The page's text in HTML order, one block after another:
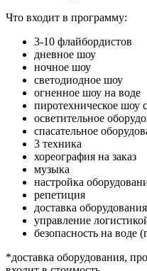
Что входит в программу:
3-10 флайбордистов
дневное шоу
ночное шоу
светодиодное шоу
огненное шоу на воде
пиротехническое шоу
осветительное
спасательное
3 техника
хореография на заказ
музыка
настройка
репетиция
доставка оборудования
управление
безопасность на воде
*доставка оборудования,